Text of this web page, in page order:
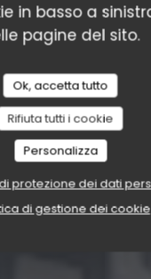
in basso a
pagine del sito.
Ok, accetta tutto
Rifiuta tutti i cookie
Personalizza
protezione dei dati
di gestione dei cookie